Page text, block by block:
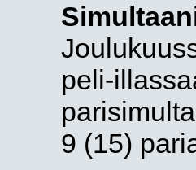
peli-
9 (15)